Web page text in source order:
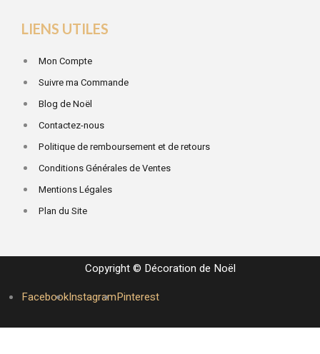
LIENS UTILES
Mon Compte
Suivre ma Commande
Blog de Noël
Contactez-nous
Politique de remboursement et de retours
Conditions Générales de Ventes
Mentions Légales
Plan du Site
Copyright © Décoration de Noël
FacebookInstagramPinterest